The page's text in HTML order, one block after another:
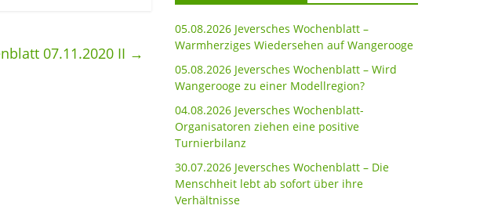
07.11.2020 II →
05.08.2026 Jeversches Wochenblatt –
Warmherziges Wiedersehen auf Wangerooge
05.08.2026 Jeversches Wochenblatt – Wird
Wangerooge zu einer Modellregion?
04.08.2026 Jeversches Wochenblatt-
Organisatoren ziehen eine positive
Turnierbilanz
30.07.2026 Jeversches Wochenblatt – Die
Menschheit lebt ab sofort über ihre
Verhältnisse